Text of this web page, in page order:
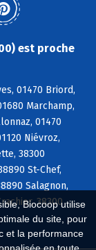
Biocoop utilise
du site, pour
et la performance
est proche
01470 Briord,
Marchamp,
01470
Niévroz,
38300
St-Chef,
Salagnon,
38300